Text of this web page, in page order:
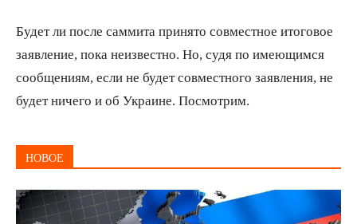
Будет ли после саммита принято совместное итоговое
заявление, пока неизвестно. Но, судя по имеющимся
сообщениям, если не будет совместного заявления, не
будет ничего и об Украине. Посмотрим.
НОВОЕ